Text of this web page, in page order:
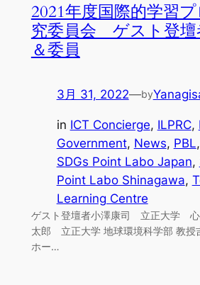
2021年度国際的学習
究委員会 ゲスト登壇
＆委員
3月 31, 2022—by
in ICT Concierge, ILPRC,
Government, News, PBL,
SDGs Point Labo Japan,
Point Labo Shinagawa,
Learning Centre
ゲスト登壇者小澤康司 立正大学 心
太郎 立正大学 地球環境科学部 教
ホー…